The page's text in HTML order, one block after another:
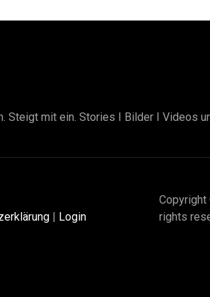
mit ein. Stories I Bilder I Videos
| Login
rights